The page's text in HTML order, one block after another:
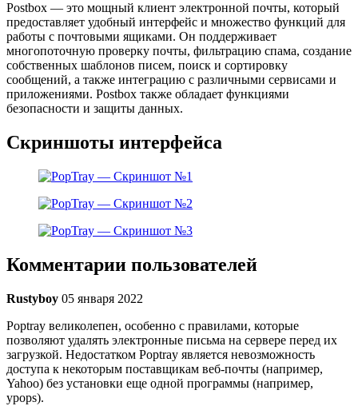
Postbox — это мощный клиент электронной почты, который
предоставляет удобный интерфейс и множество функций для
работы с почтовыми ящиками. Он поддерживает
многопоточную проверку почты, фильтрацию спама, создание
собственных шаблонов писем, поиск и сортировку
сообщений, а также интеграцию с различными сервисами и
приложениями. Postbox также обладает функциями
безопасности и защиты данных.
Скриншоты интерфейса
Комментарии пользователей
Rustyboy 05 января 2022
Poptray великолепен, особенно с правилами, которые
позволяют удалять электронные письма на сервере перед их
загрузкой. Недостатком Poptray является невозможность
доступа к некоторым поставщикам веб-почты (например,
Yahoo) без установки еще одной программы (например,
ypops).